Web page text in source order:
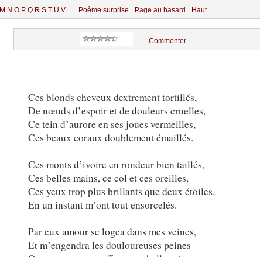
M N O P Q R S T U V ... Poème surprise Page au hasard Haut
— Commenter—
Ces blonds cheveux dextrement tortillés,
De nœuds d’espoir et de douleurs cruelles,
Ce tein d’aurore en ses joues vermeilles,
Ces beaux coraux doublement émaillés.
Ces monts d’ivoire en rondeur bien taillés,
Ces belles mains, ce col et ces oreilles,
Ces yeux trop plus brillants que deux étoiles,
En un instant m’ont tout ensorcelés.
Par eux amour se logea dans mes veines,
Et m’engendra les douloureuses peines